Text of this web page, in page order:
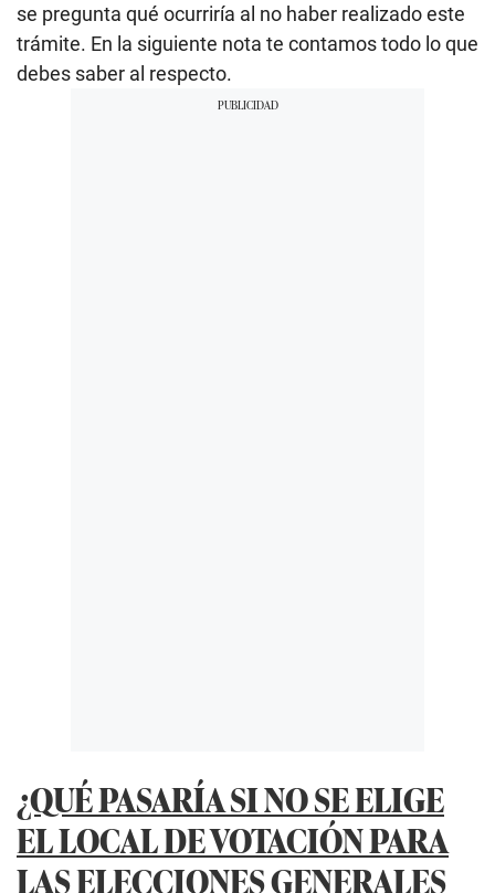
se pregunta qué ocurriría al no haber realizado este
trámite. En la siguiente nota te contamos todo lo que
debes saber al respecto.
¿QUÉ PASARÍA SI NO SE ELIGE
EL LOCAL DE VOTACIÓN PARA
LAS ELECCIONES GENERALES